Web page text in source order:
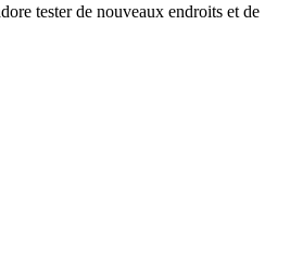
tester de nouveaux endroits et de